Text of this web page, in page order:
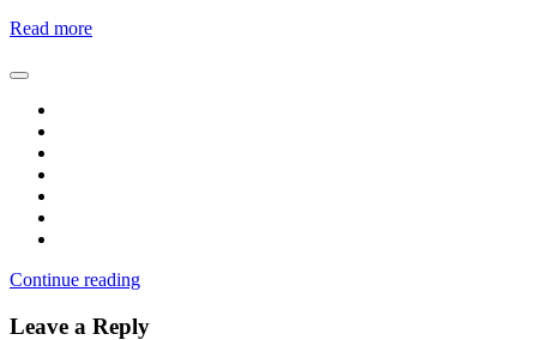
Read more
Continue reading
Leave a Reply